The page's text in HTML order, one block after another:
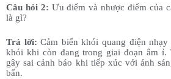
Câu hỏi 2: Ưu điểm và nhược điểm của
là gì?
Trả lời:Cảm biến khói quang điện
khói khi còn đang trong giai đoạn âm ỉ.
gây sai cảnh báo khi tiếp xúc với ánh
bẩn.